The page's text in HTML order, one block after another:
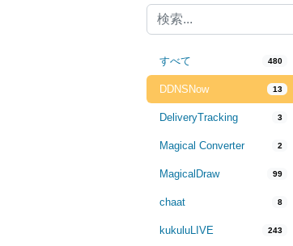
すべて 480
DDNSNow 13
DeliveryTracking 3
Magical Converter 2
MagicalDraw 99
chaat 8
kukuluLIVE 243